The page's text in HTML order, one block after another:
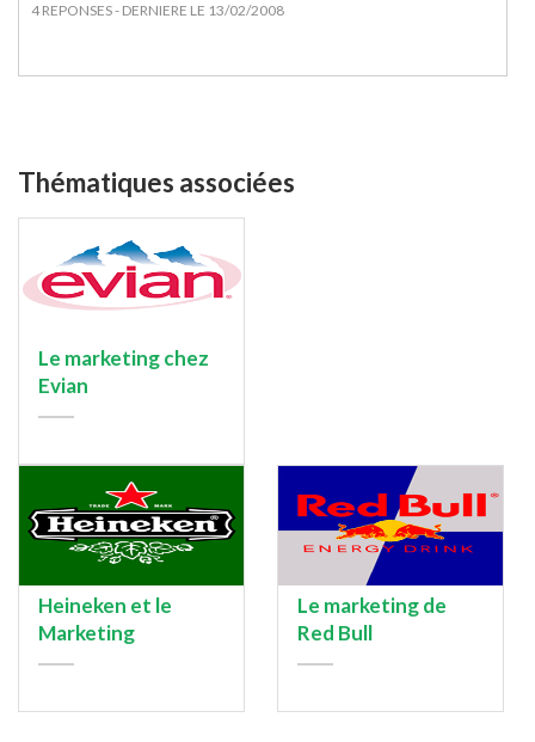
Vidéos
de Perrier. En effet, la marque est réputée pour avoir des
4 REPONSES- DERNIERE LE 13/02/2008
Thématiques associées
Le marketing chez
Evian
Heineken et le
Marketing
Le marketing de
Red Bull